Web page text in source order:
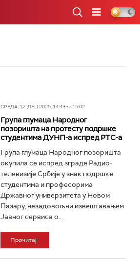
СРЕДА, 17. ДЕЦ 2025, 14:43 -> 15:02
Група глумаца Народног
позоришта на протесту подршке
студентима ДУНП-а испред РТС-а
Група глумаца Народног позоришта
окупила се испред зграде Радио-
телевизије Србије у знак подршке
студентима и професорима
Државног универзитета у Новом
Пазару, незадовољни извештавањем
Jавног сервиса о...
Прочитај